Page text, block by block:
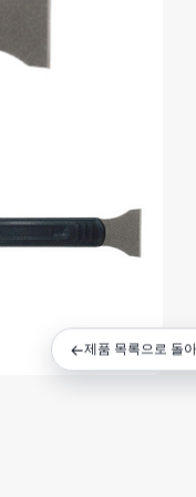
←제품 목록으로 돌